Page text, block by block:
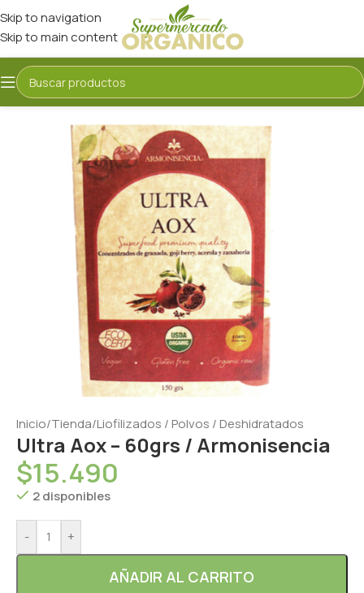
Skip to navigation
Skip to main content
Inicio/Tienda/Liofilizados / Polvos / Deshidratados
Ultra Aox – 60grs / Armonisencia
$15.490
2 disponibles
- +
AÑADIR AL CARRITO